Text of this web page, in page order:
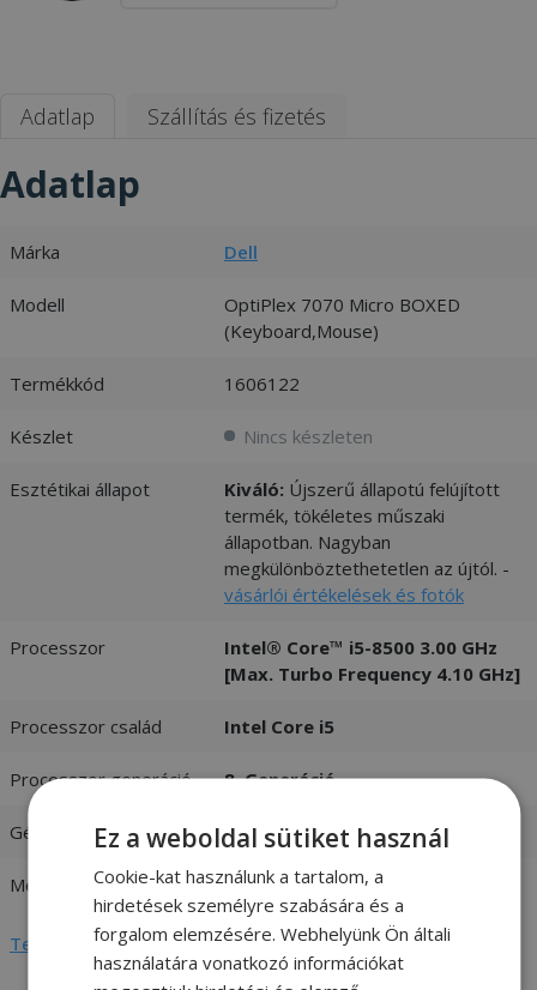
Adatlap Szállítás és fizetés
Adatlap
Márka Dell
Modell
OptiPlex 7070 Micro BOXED
(Keyboard,Mouse)
Termékkód 1606122
Készlet Nincs készleten
Esztétikai állapot Kiváló: Újszerű állapotú felújított
termék, tökéletes műszaki
állapotban. Nagyban
megkülönböztethetetlen az újtól. -
vásárlói értékelések és fotók
Processzor
Intel® Core™ i5-8500 3.00 GHz
[Max. Turbo Frequency 4.10 GHz]
Processzor család Intel Core i5
Processzor generáció 8. Generáció
Gépház formátum MINI PC
Memória (RAM) 8GB DDR4
Teljes adatlap megtekintése
Ez a weboldal sütiket használ
Cookie-kat használunk a tartalom, a
hirdetések személyre szabására és a
forgalom elemzésére. Webhelyünk Ön általi
használatára vonatkozó információkat